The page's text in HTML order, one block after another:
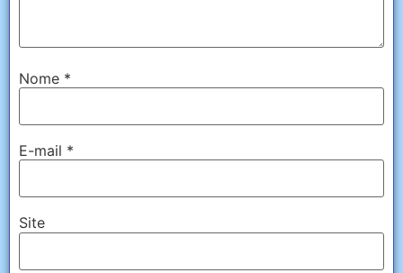
Nome *
E-mail *
Site